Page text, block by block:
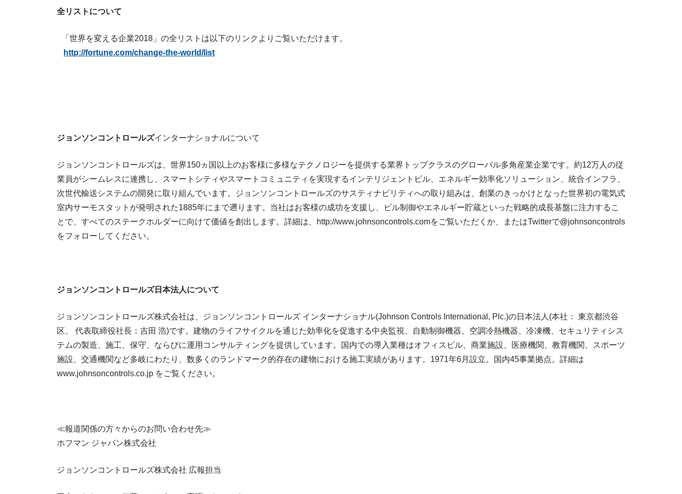
全リストについて
「世界を変える企業2018」の全リストは以下のリンクよりご覧いただけます。
http://fortune.com/change-the-world/list
ジョンソンコントロールズインターナショナルについて
ジョンソンコントロールズは、世界150ヵ国以上のお客様に多様なテクノロジーを提供する業界トップクラスのグローバル多角産業企業です。約12万人の従
業員がシームレスに連携し、スマートシティやスマートコミュニティを実現するインテリジェントビル、エネルギー効率化ソリューション、統合インフラ、
次世代輸送システムの開発に取り組んでいます。ジョンソンコントロールズのサスティナビリティへの取り組みは、創業のきっかけとなった世界初の電気式
室内サーモスタットが発明された1885年にまで遡ります。当社はお客様の成功を支援し、ビル制御やエネルギー貯蔵といった戦略的成長基盤に注力するこ
とで、すべてのステークホルダーに向けて価値を創出します。詳細は、http://www.johnsoncontrols.comをご覧いただくか、またはTwitterで@johnsoncontrols
をフォローしてください。
ジョンソンコントロールズ日本法人について
ジョンソンコントロールズ株式会社は、ジョンソンコントロールズ インターナショナル(Johnson Controls International, Plc.)の日本法人(本社： 東京都渋谷
区、 代表取締役社長：吉田 浩)です。建物のライフサイクルを通じた効率化を促進する中央監視、自動制御機器、空調冷熱機器、冷凍機、セキュリティシス
テムの製造、施工、保守、ならびに運用コンサルティングを提供しています。国内での導入業種はオフィスビル、商業施設、医療機関、教育機関、スポーツ
施設、交通機関など多岐にわたり、数多くのランドマーク的存在の建物における施工実績があります。1971年6月設立。国内45事業拠点。詳細は
www.johnsoncontrols.co.jp をご覧ください。
≪報道関係の方々からのお問い合わせ先≫
ホフマン ジャパン株式会社
ジョンソンコントロールズ株式会社 広報担当